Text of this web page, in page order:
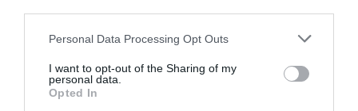
Please note that this website/app uses one or more Google
not limited to your visit or usage behaviour. You may click to
grant or deny consent to Google and its third-party tags to
use your data for below specified purposes in below Google
Personal Data Processing Opt Outs
I want to opt-out of the Sharing of my
personal data.
Opted In
ΑΦΜ – Πώς θα πάρουμε voucher έως 600 ευρώ